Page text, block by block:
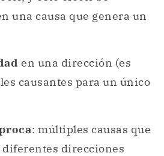
una causa que genera un
en una dirección (es
causantes para un único
: múltiples causas que
direcciones